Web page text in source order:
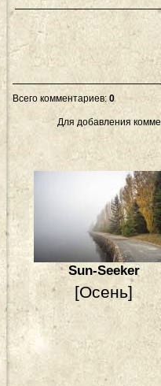
Всего комментариев: 0
Для добавления
Sun-Seeker
[Осень]